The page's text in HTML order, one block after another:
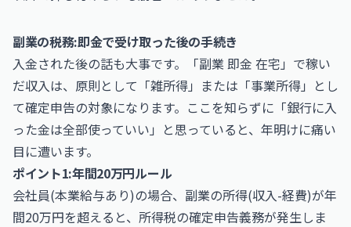
副業の税務:即金で受け取った後の手続き
入金された後の話も大事です。「副業 即金 在宅」で稼い
だ収入は、原則として「雑所得」または「事業所得」とし
て確定申告の対象になります。ここを知らずに「銀行に入
った金は全部使っていい」と思っていると、年明けに痛い
目に遭います。
ポイント1:年間20万円ルール
会社員(本業給与あり)の場合、副業の所得(収入-経費)が年
間20万円を超えると、所得税の確定申告義務が発生しま